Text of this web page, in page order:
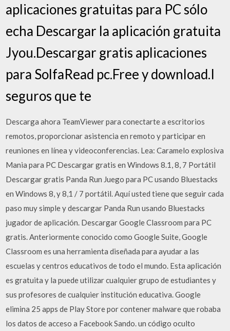
aplicaciones gratuitas para PC sólo
echa Descargar la aplicación gratuita
Jyou.Descargar gratis aplicaciones
para SolfaRead pc.Free y download.I
seguros que te
Descarga ahora TeamViewer para conectarte a escritorios
remotos, proporcionar asistencia en remoto y participar en
reuniones en línea y videoconferencias. Lea: Caramelo explosiva
Mania para PC Descargar gratis en Windows 8.1, 8, 7 Portátil
Descargar gratis Panda Run Juego para PC usando Bluestacks
en Windows 8, y 8,1 / 7 portátil. Aquí usted tiene que seguir cada
paso muy simple y descargar Panda Run usando Bluestacks
jugador de aplicación. Descargar Google Classroom para PC
gratis. Anteriormente conocido como Google Suite, Google
Classroom es una herramienta diseñada para ayudar a las
escuelas y centros educativos de todo el mundo. Esta aplicación
es gratuita y la puede utilizar cualquier grupo de estudiantes y
sus profesores de cualquier institución educativa. Google
elimina 25 apps de Play Store por contener malware que robaba
los datos de acceso a Facebook Sando. un código oculto